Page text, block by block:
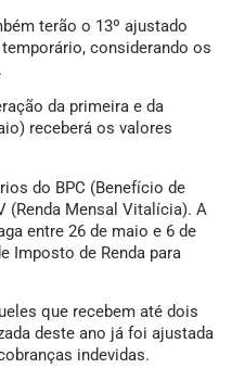
terão o 13º ajustado
considerando os
da primeira e da
receberá os valores
do BPC (Benefício de
(Renda Mensal Vitalícia). A
entre 26 de maio e 6 de
Imposto de Renda para
que recebem até dois
deste ano já foi ajustada
indevidas.